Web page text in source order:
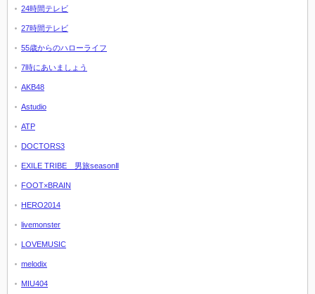
24時間テレビ
27時間テレビ
55歳からのハローライフ
7時にあいましょう
AKB48
Astudio
ATP
DOCTORS3
EXILE TRIBE 男旅seasonⅡ
FOOT×BRAIN
HERO2014
livemonster
LOVEMUSIC
melodix
MIU404